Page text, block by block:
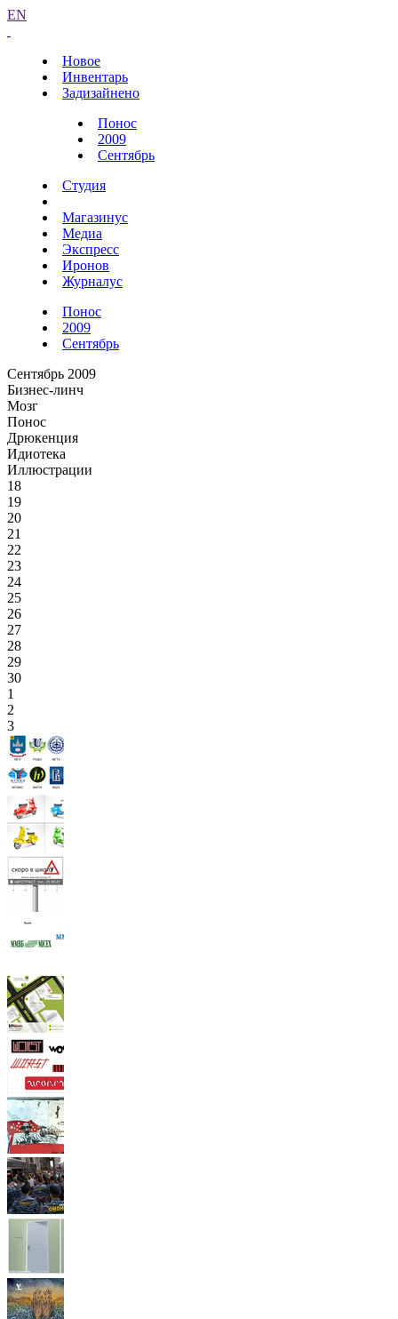
EN
Новое
Инвентарь
Задизайнено
Понос
2009
Сентябрь
Студия
Магазинус
Медиа
Экспресс
Иронов
Журналус
Понос
2009
Сентябрь
Сентябрь 2009
Бизнес-линч
Мозг
Понос
Дрюкенция
Идиотека
Иллюстрации
18
19
20
21
22
23
24
25
26
27
28
29
30
1
2
3